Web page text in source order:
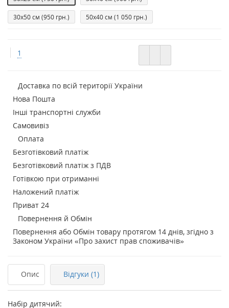
30х50 см (950 грн.) 50х40 см (1 050 грн.)
1
Доставка по всій території України
Нова Пошта
Інші транспортні служби
Самовивіз
Оплата
Безготівковий платіж
Безготівковий платіж з ПДВ
Готівкою при отриманні
Наложений платіж
Приват 24
Повернення й Обмін
Повернення або Обмін товару протягом 14 днів, згідно з
Законом України «Про захист прав споживачів»
Опис Відгуки (1)
Набір дитячий: